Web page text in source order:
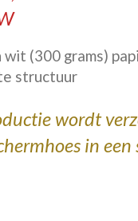
wit (300 grams)
structuur
wordt
in